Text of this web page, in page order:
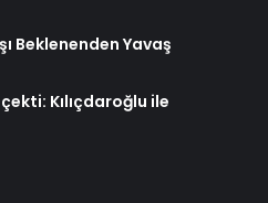
Beklenenden Yavaş
Kılıçdaroğlu ile